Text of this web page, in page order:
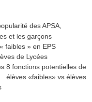
des APSA,
et les garçons
faibles » en EPS
de Lycées
8 fonctions potentielles de
élèves «faibles» vs élèves